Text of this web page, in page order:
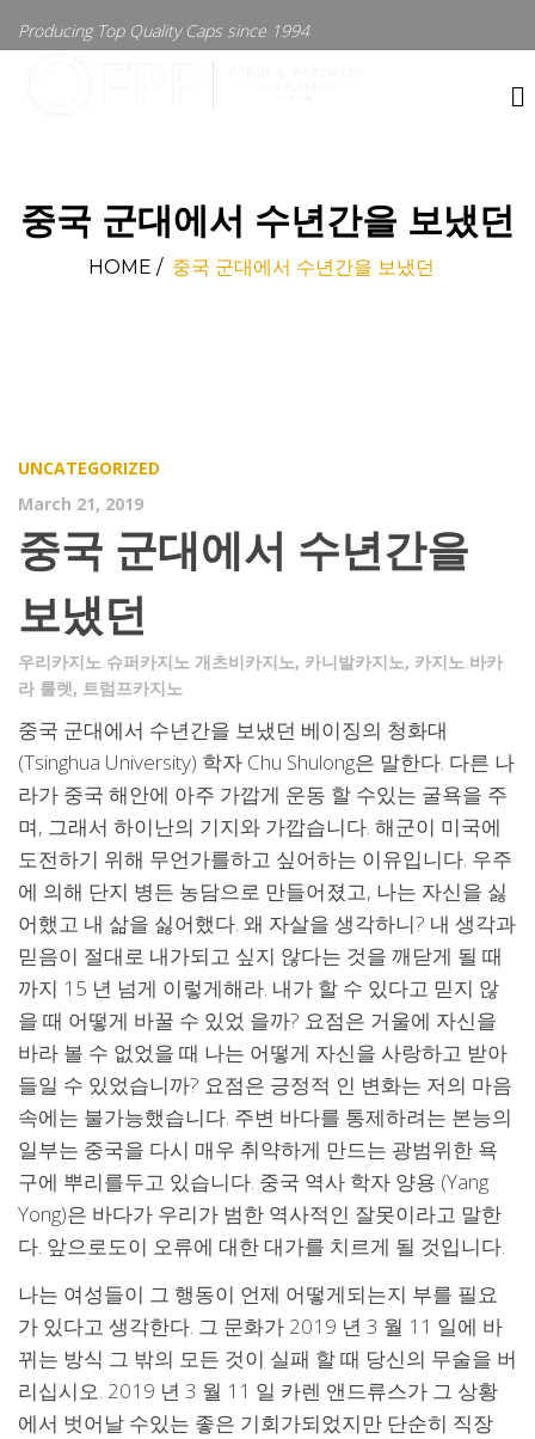
Producing Top Quality Caps since 1994
중국 군대에서 수년간을 보냈던
HOME / 중국 군대에서 수년간을 보냈던
UNCATEGORIZED
March 21, 2019
중국 군대에서 수년간을
보냈던
우리카지노 슈퍼카지노 개츠비카지노, 카니발카지노, 카지노 바카
라 룰렛, 트럼프카지노
중국 군대에서 수년간을 보냈던 베이징의 청화대
(Tsinghua University) 학자 Chu Shulong은 말한다. 다른 나
라가 중국 해안에 아주 가깝게 운동 할 수있는 굴욕을 주
며, 그래서 하이난의 기지와 가깝습니다. 해군이 미국에
도전하기 위해 무언가를하고 싶어하는 이유입니다. 우주
에 의해 단지 병든 농담으로 만들어졌고, 나는 자신을 싫
어했고 내 삶을 싫어했다. 왜 자살을 생각하니? 내 생각과
믿음이 절대로 내가되고 싶지 않다는 것을 깨닫게 될 때
까지 15 년 넘게 이렇게해라. 내가 할 수 있다고 믿지 않
을 때 어떻게 바꿀 수 있었 을까? 요점은 거울에 자신을
바라 볼 수 없었을 때 나는 어떻게 자신을 사랑하고 받아
들일 수 있었습니까? 요점은 긍정적 인 변화는 저의 마음
속에는 불가능했습니다. 주변 바다를 통제하려는 본능의
일부는 중국을 다시 매우 취약하게 만드는 광범위한 욕
구에 뿌리를두고 있습니다. 중국 역사 학자 양용 (Yang
Yong)은 바다가 우리가 범한 역사적인 잘못이라고 말한
다. 앞으로도이 오류에 대한 대가를 치르게 될 것입니다.
나는 여성들이 그 행동이 언제 어떻게되는지 부를 필요
가 있다고 생각한다. 그 문화가 2019 년 3 월 11 일에 바
뀌는 방식 그 밖의 모든 것이 실패 할 때 당신의 무술을 버
리십시오. 2019 년 3 월 11 일 카렌 앤드류스가 그 상황
에서 벗어날 수있는 좋은 기회가되었지만 단순히 직장